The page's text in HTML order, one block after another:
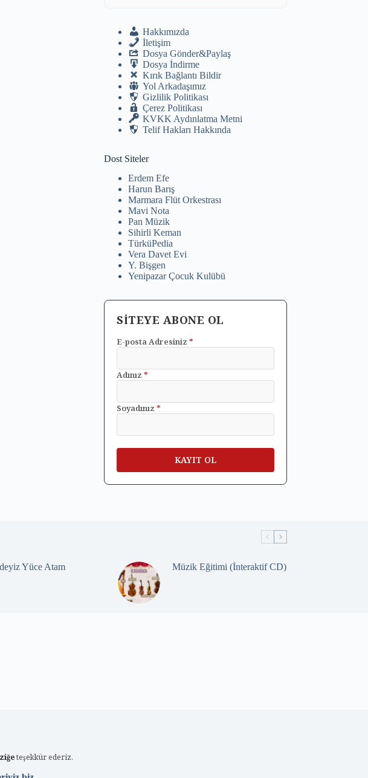
Hakkımızda
İletişim
Dosya Gönder&Paylaş
Dosya İndirme
Kırık Bağlantı Bildir
Yol Arkadaşımız
Gizlilik Politikası
Çerez Politikası
KVKK Aydınlatma Metni
Telif Hakları Hakkında
Dost Siteler
Erdem Efe
Harun Barış
Marmara Flüt Orkestrası
Mavi Nota
Pan Müzik
Sihirli Keman
TürküPedia
Vera Davet Evi
Y. Bişgen
Yenipazar Çocuk Kulübü
SİTEYE ABONE OL
E-posta Adresiniz*
Adınız*
Soyadınız*
Yüce Atam Müzik Eğitimi (İnteraktif CD)
teşekkür ederiz.